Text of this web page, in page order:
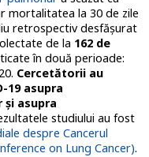
mortalitatea la 30 de zile
retrospectiv desfășurat
de la 162 de
în două perioade:
Cercetătorii au
19 asupra
asupra
studiului au fost
despre Cancerul
on Lung Cancer).